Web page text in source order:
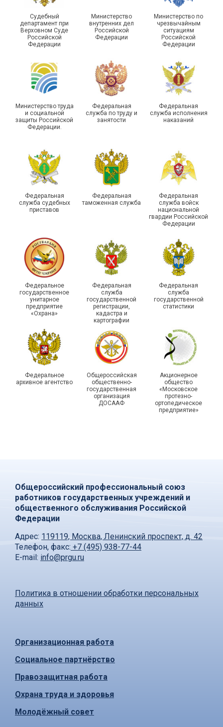
подарки
Молодежный совет
Адыгейской организации
Профсоюза подвел итоги
векторы развития
приняли участие в
молодежном форуме
«Профсоюзная миссия –
2026»
Выпускники школы
молодого профлидера в
Самаре получили
Круглый стол для
представителей
молодежных советов
профсоюзных
организаций Тюмени
Диалог и развитие:
социальные партнеры
оценили работу
Адыгейской организации
Профсоюза за 2025 год
Судебный
департамент при
Верховном Суде
Российской
Федерации
Министерство
внутренних дел
Российской
Федерации
Министерство по
чрезвычайным
ситуациям
Российской
Федерации
Министерство труда
и социальной
защиты Российской
Федерации.
Федеральная
служба по труду и
занятости
Федеральная
служба исполнения
наказаний
Федеральная
служба судебных
приставов
Федеральная
таможенная служба
Федеральная
служба войск
национальной
гвардии Российской
Федерации
Федеральное
государственное
унитарное
предприятие
«Охрана»
Федеральная
служба
государственной
регистрации,
кадастра и
картографии
Федеральная
служба
государственной
статистики
Федеральное
архивное агентство
Общероссийская
общественно-
государственная
организация
ДОСААФ
Акционерное
общество
«Московское
протезно-
ортопедическое
предприятие»
Общероссийский профессиональный союз
работников государственных учреждений и
общественного обслуживания Российской
Федерации
Адрес: 119119, Москва, Ленинский проспект, д. 42
Телефон, факс: +7 (495) 938-77-44
E-mail: info@prgu.ru
Политика в отношении обработки персональных
данных
Организационная работа
Социальное партнёрство
Правозащитная работа
Охрана труда и здоровья
Молодёжный совет